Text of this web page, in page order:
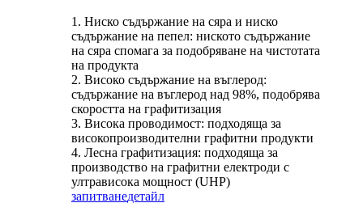
1. Ниско съдържание на сяра и ниско
съдържание на пепел: ниското съдържание
на сяра спомага за подобряване на чистотата
на продукта
2. Високо съдържание на въглерод:
съдържание на въглерод над 98%, подобрява
скоростта на графитизация
3. Висока проводимост: подходяща за
високопроизводителни графитни продукти
4. Лесна графитизация: подходяща за
производство на графитни електроди с
ултрависока мощност (UHP)
запитванедетайл